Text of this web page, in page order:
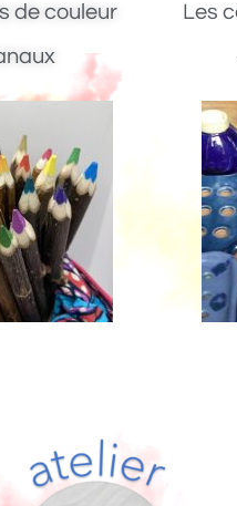
de couleur
Les